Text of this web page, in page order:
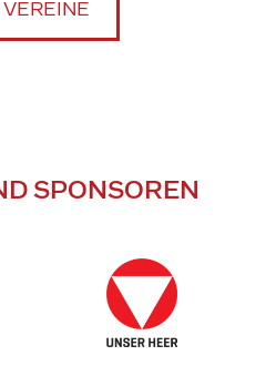
SPONSOREN